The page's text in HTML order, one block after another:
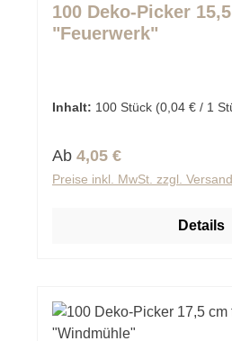
100 Deko-Picker
"Feuerwerk"
Inhalt: 100 Stück (0,04 € / 1
Regulärer Preis:
Ab 4,05 €
Preise inkl. MwSt. zzgl.
Details